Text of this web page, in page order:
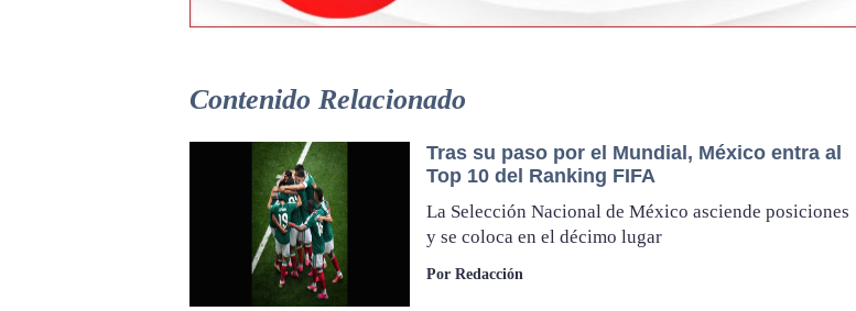
Contenido Relacionado
Tras su paso por el Mundial, México entra al
Top 10 del Ranking FIFA
La Selección Nacional de México asciende posiciones
y se coloca en el décimo lugar
Por Redacción